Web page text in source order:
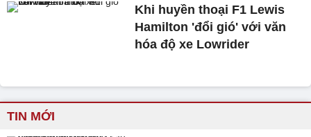
Khi huyền thoại F1 Lewis
Hamilton 'đổi gió' với văn
hóa độ xe Lowrider
TIN MỚI